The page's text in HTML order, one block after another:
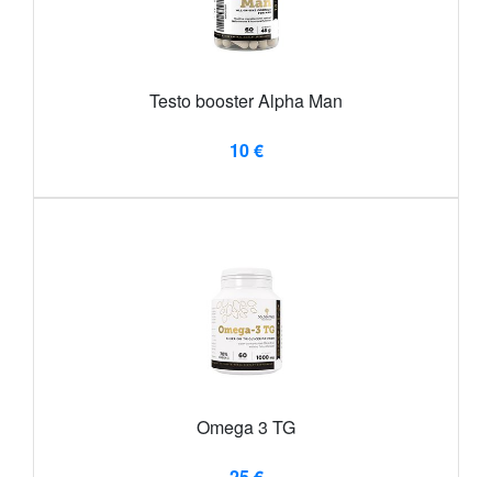
Testo booster Alpha Man
10 €
Omega 3 TG